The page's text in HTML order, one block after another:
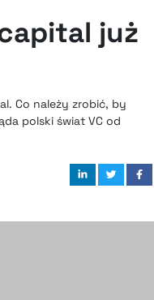
już
Co należy zrobić, by
polski świat VC od